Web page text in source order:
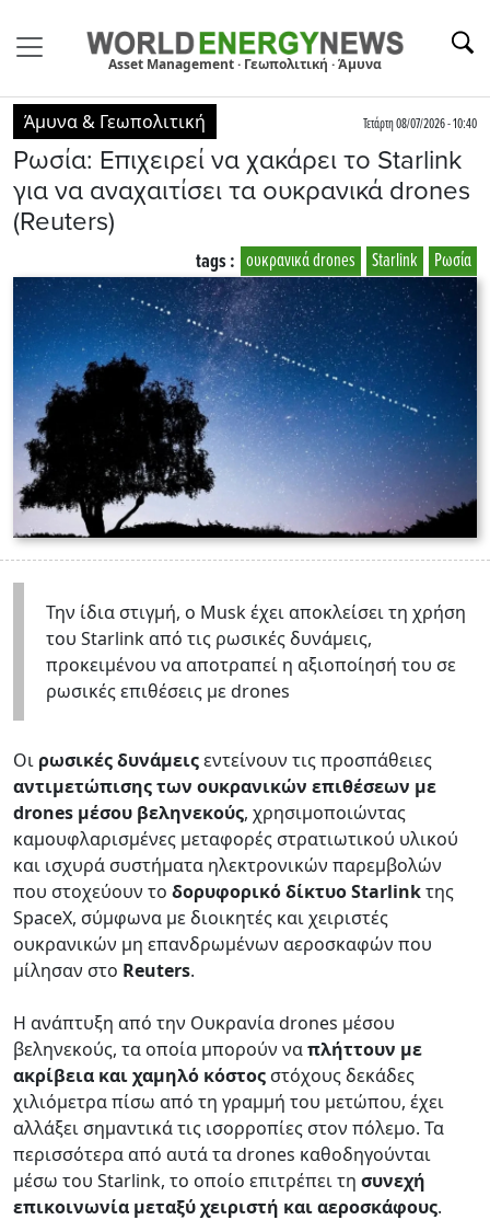
Asset Management · Γεωπολιτική · Άμυνα
Άμυνα & Γεωπολιτική Τετάρτη 08/07/2026 - 10:40
Ρωσία: Επιχειρεί να χακάρει το Starlink
για να αναχαιτίσει τα ουκρανικά drones
(Reuters)
Ρωσία
Starlink
ουκρανικά drones
tags :
Την ίδια στιγμή, ο Musk έχει αποκλείσει τη χρήση
του Starlink από τις ρωσικές δυνάμεις,
προκειμένου να αποτραπεί η αξιοποίησή του σε
ρωσικές επιθέσεις με drones
Οι ρωσικές δυνάμειςεντείνουν τις προσπάθειες
αντιμετώπισης των ουκρανικών επιθέσεων με
drones μέσου βεληνεκούς, χρησιμοποιώντας
καμουφλαρισμένες μεταφορές στρατιωτικού υλικού
και ισχυρά συστήματα ηλεκτρονικών παρεμβολών
που στοχεύουν το δορυφορικό δίκτυο Starlinkτης
SpaceX, σύμφωνα με διοικητές και χειριστές
ουκρανικών μη επανδρωμένων αεροσκαφών που
μίλησαν στο Reuters.
Η ανάπτυξη από την Ουκρανία drones μέσου
βεληνεκούς, τα οποία μπορούν ναπλήττουν με
ακρίβεια και χαμηλό κόστος στόχους δεκάδες
χιλιόμετρα πίσω από τη γραμμή του μετώπου, έχει
αλλάξει σημαντικά τις ισορροπίες στον πόλεμο. Τα
περισσότερα από αυτά τα drones καθοδηγούνται
μέσω του Starlink, το οποίο επιτρέπει τη συνεχή
επικοινωνία μεταξύ χειριστή και αεροσκάφους.